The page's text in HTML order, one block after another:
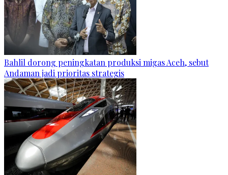
Bahlil dorong peningkatan produksi migas Aceh, sebut
Andaman jadi prioritas strategis